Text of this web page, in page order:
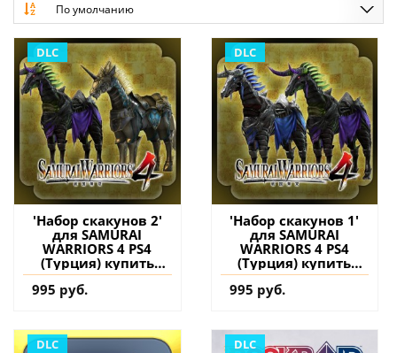
По умолчанию
DLC
'Набор скакунов 2'
для SAMURAI
WARRIORS 4 PS4
(Турция) купить
дополнение на
аккаунт
995 руб.
DLC
'Набор скакунов 1'
для SAMURAI
WARRIORS 4 PS4
(Турция) купить
дополнение на
аккаунт
995 руб.
DLC DLC